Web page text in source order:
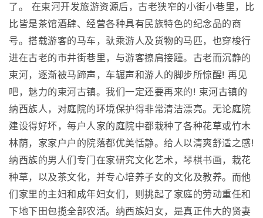
了。 在束河开发旅游资源后，古老狭窄的小街小巷里，比
比皆是茶馆酒肆、经营各种具有民族特色的纪念品的商
号。搭载游客的马车，驮乘游人及货物的马匹，也穿梭行
进在古老的市井街巷里，与游客擦肩接踵。古老而沉静的
束河，逐渐被马蹄声，车辗声和游人的脚步所惊醒! 再见
吧，魅力的束河古镇。我们一定还要再来的! 束河古镇的
纳西族人，对庭院的环境保护得非常清洁漂亮。无论庭院
建设得好坏，每户人家的庭院中都栽种了各种花草或竹木
林荫，家家户户的院落都优美恬静。给人以清爽舒适之感!
纳西族的男人们专门在家研究文化艺术，琴棋书画，栽花
种草，以及茶文化，并专心培养子女的文化及教养。而他
们家里的主妇和成年妇女们，则挑起了家庭的劳动重任和
下地下田包揽全部农活。纳西族妇女，是真正伟大的贤妻